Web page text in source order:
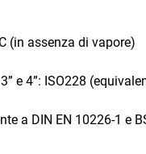
(in assenza di vapore)
e 4”: ISO228
a DIN EN 10226-1 e